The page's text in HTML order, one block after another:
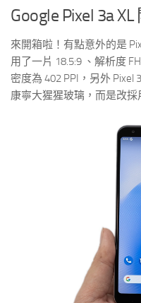
Google Pixel 3a XL
來開箱啦！有點意外的是
用了一片 18.5:9 、解析度
密度為 402 PPI，另外 Pixel
康寧大猩猩玻璃，而是改採